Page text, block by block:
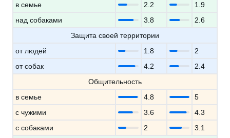
в семье
2.2
1.9
над собаками
3.8
2.6
Защита своей территории
от людей
1.8
2
от собак
4.2
2.4
Общительность
в семье
4.8
5
с чужими
3.6
4.3
с собаками
2
3.1